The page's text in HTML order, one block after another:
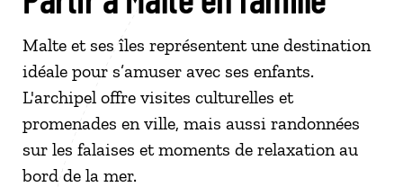
Malte et ses îles représentent une destination
idéale pour s’amuser avec ses enfants.
L'archipel offre visites culturelles et
promenades en ville, mais aussi randonnées
sur les falaises et moments de relaxation au
bord de la mer.